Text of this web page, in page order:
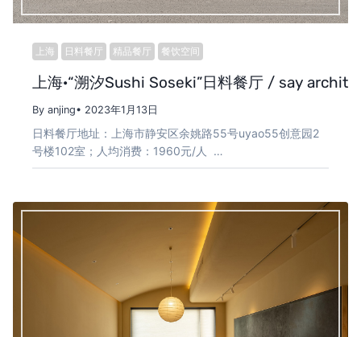
上海 日料餐厅 精品餐厅 餐饮空间
上海·“溯汐Sushi Soseki”日料餐厅 / say
By anjing• 2023年1月13日
日料餐厅地址：上海市静安区余姚路55号uyao55创意园2
号楼102室；人均消费：1960元/人 …